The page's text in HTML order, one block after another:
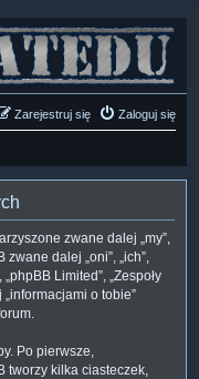
Zaloguj się
Zarejestruj się
zwane dalej „my”,
zwane dalej „oni”, „ich”,
Limited”, „Zespoły
o tobie”
Po pierwsze,
tworzy kilka ciasteczek,